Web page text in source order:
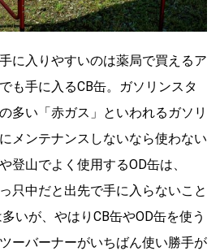
に入りやすいのは薬局で買えるア
も手に入るCB缶。ガソリンスタ
多い「赤ガス」といわれるガソリ
メンテナンスしないなら使わない
登山でよく使用するOD缶は、
只中だと出先で手に入らないこと
いが、やはりCB缶やOD缶を使う
ーバーナーがいちばん使い勝手が